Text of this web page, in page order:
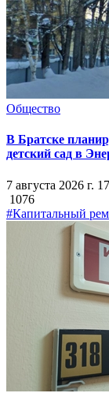
Общество
В Братске
детский сад в
7 августа 2026 г.
1076
#Капитальный